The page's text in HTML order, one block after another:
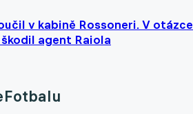
v kabině Rossoneri. V otázce
agent Raiola